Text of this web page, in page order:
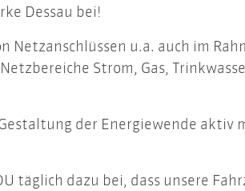
Dessau bei!
Netzanschlüssen u.a. auch im
Strom, Gas,
der Energiewende aktiv
täglich dazu bei, dass unsere